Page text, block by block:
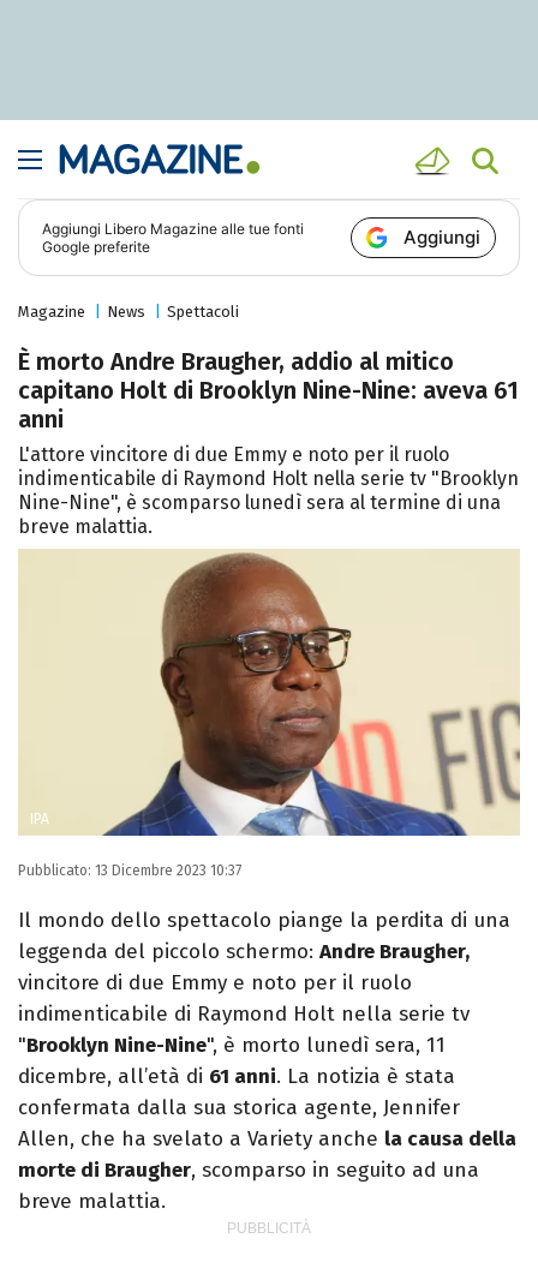
Aggiungi Libero Magazine alle tue fonti
Google preferite
Aggiungi
Magazine News Spettacoli
È morto Andre Braugher, addio al mitico
capitano Holt di Brooklyn Nine-Nine: aveva 61
anni
L'attore vincitore di due Emmy e noto per il ruolo
indimenticabile di Raymond Holt nella serie tv "Brooklyn
Nine-Nine", è scomparso lunedì sera al termine di una
breve malattia.
IPA
Pubblicato: 13 Dicembre 2023 10:37
Il mondo dello spettacolo piange la perdita di una
leggenda del piccolo schermo: Andre Braugher,
vincitore di due Emmy e noto per il ruolo
indimenticabile di Raymond Holt nella serie tv
"Brooklyn Nine-Nine", è morto lunedì sera, 11
dicembre, all’età di 61 anni. La notizia è stata
confermata dalla sua storica agente, Jennifer
Allen, che ha svelato a Variety anche la causa della
morte di Braugher, scomparso in seguito ad una
breve malattia.